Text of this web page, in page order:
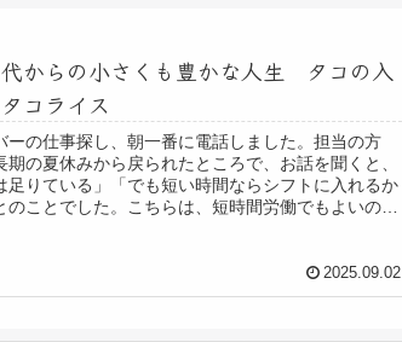
代からの小さくも豊かな人生 タコの入
コライス
ーの仕事探し、朝一番に電話しました。担当の方
期の夏休みから戻られたところで、お話を聞くと、
足りている」「でも短い時間ならシフトに入れるか
のことでした。こちらは、短時間労働でもよいの
2025.09.02